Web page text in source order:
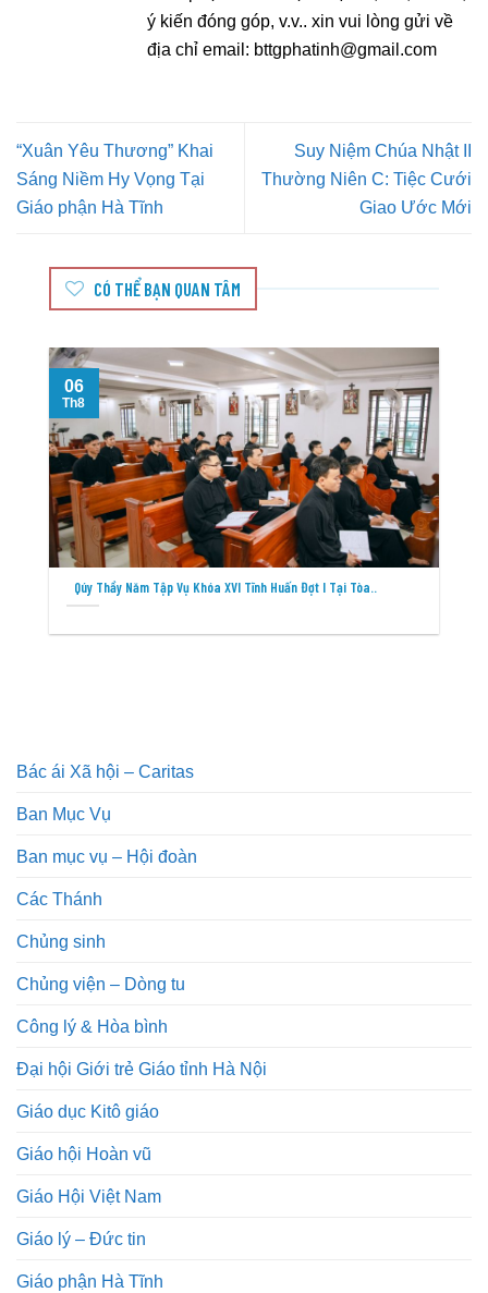
ý kiến đóng góp, v.v.. xin vui lòng gửi về
địa chỉ email: bttgphatinh@gmail.com
“Xuân Yêu Thương” Khai
Sáng Niềm Hy Vọng Tại
Giáo phận Hà Tĩnh
Suy Niệm Chúa Nhật II
Thường Niên C: Tiệc Cưới
Giao Ước Mới
CÓ THỂ BẠN QUAN TÂM
Qúy Thầy Năm Tập Vụ Khóa XVI Tĩnh Huấn Đợt I Tại Tòa..
06
Th8
Bác ái Xã hội – Caritas
Ban Mục Vụ
Ban mục vụ – Hội đoàn
Các Thánh
Chủng sinh
Chủng viện – Dòng tu
Công lý & Hòa bình
Đại hội Giới trẻ Giáo tỉnh Hà Nội
Giáo dục Kitô giáo
Giáo hội Hoàn vũ
Giáo Hội Việt Nam
Giáo lý – Đức tin
Giáo phận Hà Tĩnh